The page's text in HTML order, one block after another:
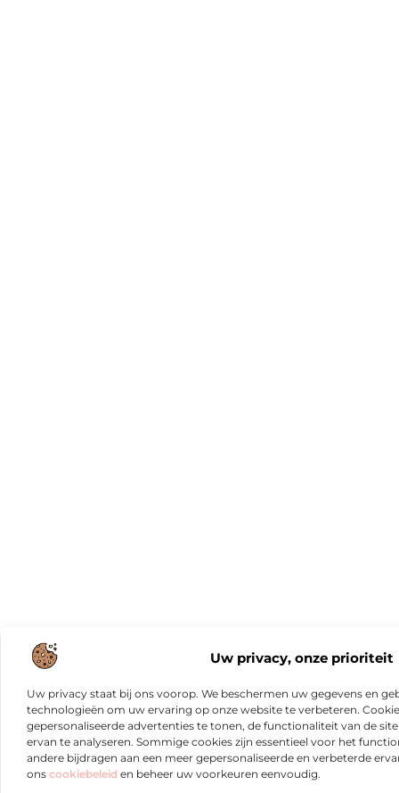
Uw privacy, onze prioriteit
Uw privacy staat bij ons voorop. We beschermen uw gegevens en
technologieën om uw ervaring op onze website te verbeteren.
gepersonaliseerde advertenties te tonen, de functionaliteit van de
ervan te analyseren. Sommige cookies zijn essentieel voor het
andere bijdragen aan een meer gepersonaliseerde en verbeterde
ons cookiebeleid en beheer uw voorkeuren eenvoudig.